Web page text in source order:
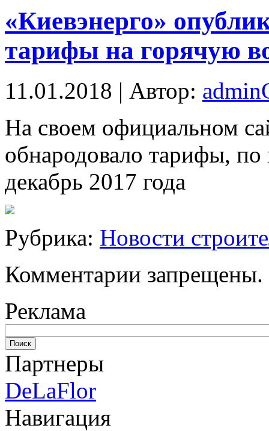
«Киевэнерго»
тарифы на горячую
11.01.2018 | Автор:
Нa своем официальном
обнародовало тарифы,
декабрь 2017 года
Рубрика: Новости
Комментарии запрещены.
Реклама
Партнеры
DeLaFlor
Навигация